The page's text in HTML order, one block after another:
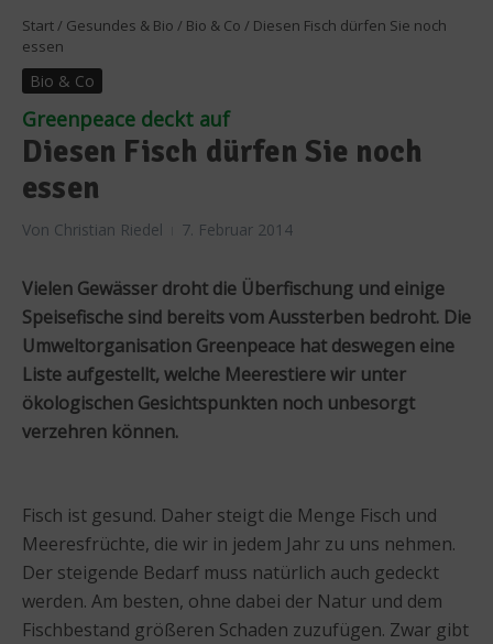
Start / Gesundes & Bio / Bio & Co / Diesen Fisch dürfen Sie noch
essen
Bio & Co
Greenpeace deckt auf
Diesen Fisch dürfen Sie noch
essen
Von Christian Riedel 7. Februar 2014
Vielen Gewässer droht die Überfischung und einige
Speisefische sind bereits vom Aussterben bedroht. Die
Umweltorganisation Greenpeace hat deswegen eine
Liste aufgestellt, welche Meerestiere wir unter
ökologischen Gesichtspunkten noch unbesorgt
verzehren können.
Fisch ist gesund. Daher steigt die Menge Fisch und
Meeresfrüchte, die wir in jedem Jahr zu uns nehmen.
Der steigende Bedarf muss natürlich auch gedeckt
werden. Am besten, ohne dabei der Natur und dem
Fischbestand größeren Schaden zuzufügen. Zwar gibt